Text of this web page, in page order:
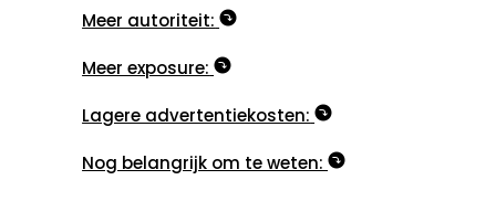
Meer autoriteit:
Meer exposure:
Lagere advertentiekosten:
Nog belangrijk om te weten: